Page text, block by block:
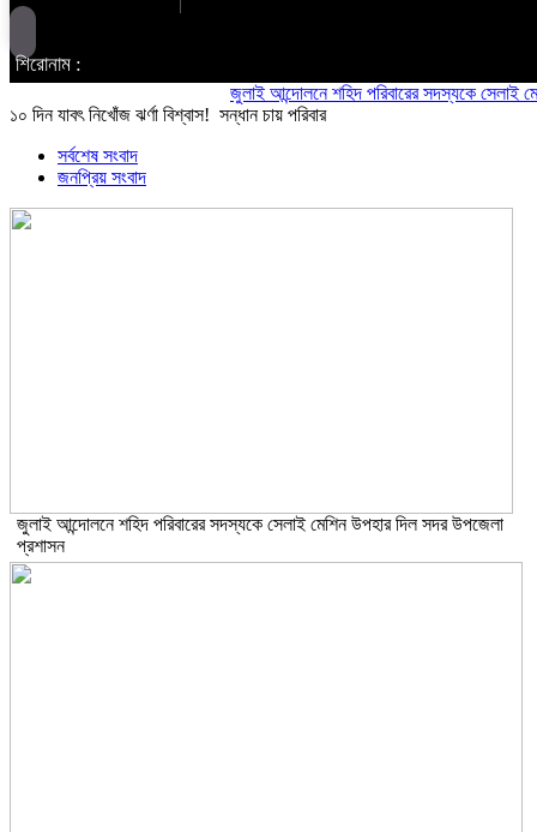
শিরোনাম :
জুলাই আন্দোলনে শহিদ পরিবারের সদস্যকে সেলাই মেশিন
১০ দিন যাবৎ নিখোঁজ ঝর্ণা বিশ্বাস! সন্ধান চায় পরিবার
সর্বশেষ সংবাদ
জনপ্রিয় সংবাদ
জুলাই আন্দোলনে শহিদ পরিবারের সদস্যকে সেলাই মেশিন উপহার দিল সদর উপজেলা
প্রশাসন